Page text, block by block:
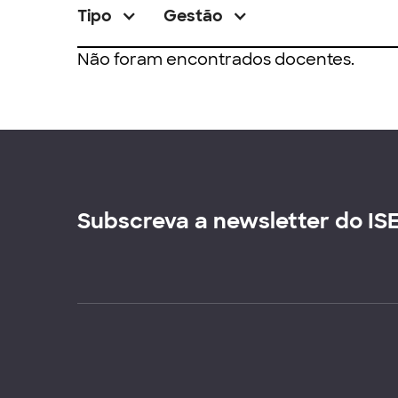
Tipo Gestão
Não foram encontrados docentes.
Subscreva a newsletter do